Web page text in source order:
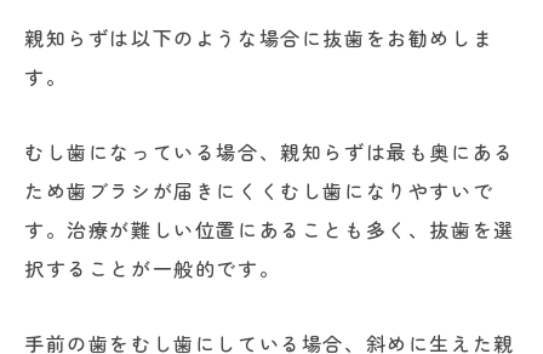
親知らずは以下のような場合に抜歯をお勧めしま
す。
むし歯になっている場合、親知らずは最も奥にある
ため歯ブラシが届きにくくむし歯になりやすいで
す。治療が難しい位置にあることも多く、抜歯を選
択することが一般的です。
手前の歯をむし歯にしている場合、斜めに生えた親